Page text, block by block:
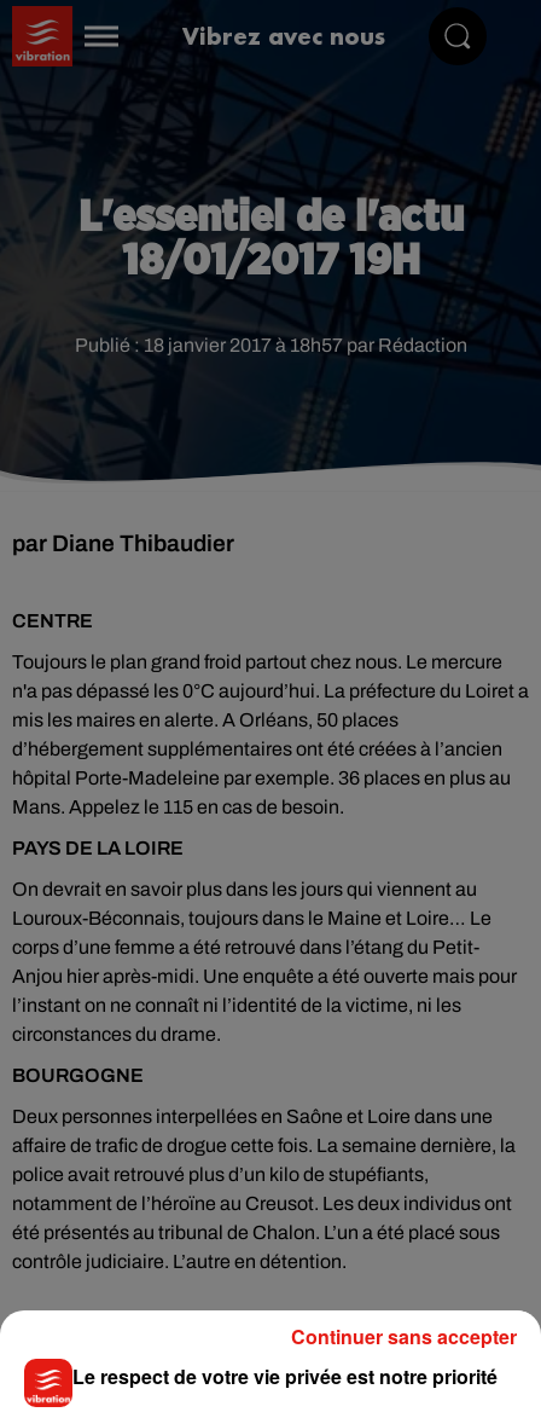
Vibrez avec nous
L'essentiel de l'actu
18/01/2017 19H
Publié : 18 janvier 2017 à 18h57 par Rédaction
par Diane Thibaudier
CENTRE
Toujours le plan grand froid partout chez nous. Le mercure
n'a pas dépassé les 0°C aujourd’hui. La préfecture du Loiret a
mis les maires en alerte. A Orléans, 50 places
d’hébergement supplémentaires ont été créées à l’ancien
hôpital Porte-Madeleine par exemple. 36 places en plus au
Mans. Appelez le 115 en cas de besoin.
PAYS DE LA LOIRE
On devrait en savoir plus dans les jours qui viennent au
Louroux-Béconnais, toujours dans le Maine et Loire… Le
corps d’une femme a été retrouvé dans l’étang du Petit-
Anjou hier après-midi. Une enquête a été ouverte mais pour
l’instant on ne connaît ni l’identité de la victime, ni les
circonstances du drame.
BOURGOGNE
Deux personnes interpellées en Saône et Loire dans une
affaire de trafic de drogue cette fois. La semaine dernière, la
police avait retrouvé plus d’un kilo de stupéfiants,
notamment de l’héroïne au Creusot. Les deux individus ont
été présentés au tribunal de Chalon. L’un a été placé sous
contrôle judiciaire. L’autre en détention.
MusiqueLe respect de votre vie privée est notre priorité
Continuer sans accepter